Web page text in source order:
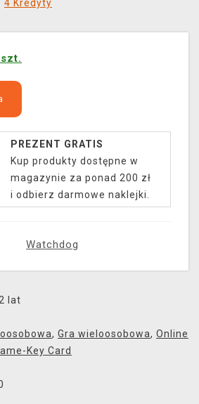
4 Kredyty
PREZENT GRATIS
Kup produkty dostępne w
magazynie za ponad 200 zł
i odbierz darmowe naklejki.
Watchdog
lat
, Gra wieloosobowa, Online
Key Card